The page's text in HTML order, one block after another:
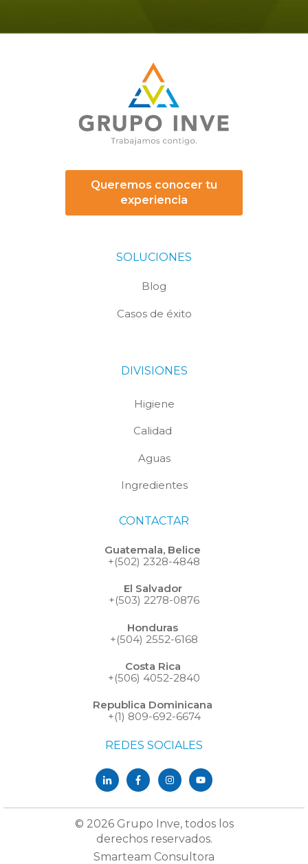
Queremos conocer tu
experiencia
SOLUCIONES
Blog
Casos de éxito
DIVISIONES
Higiene
Calidad
Aguas
Ingredientes
CONTACTAR
Guatemala, Belice
+(502) 2328-4848
El Salvador
+(503) 2278-0876
Honduras
+(504) 2552-6168
Costa Rica
+(506) 4052-2840
Republica Dominicana
+(1) 809-692-6674
REDES SOCIALES
© 2026 Grupo Inve, todos los
derechos reservados.
Smarteam Consultora